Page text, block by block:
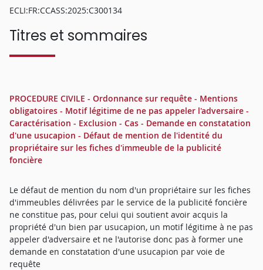
ECLI:FR:CCASS:2025:C300134
Titres et sommaires
PROCEDURE CIVILE - Ordonnance sur requête - Mentions
obligatoires - Motif légitime de ne pas appeler l'adversaire -
Caractérisation - Exclusion - Cas - Demande en constatation
d'une usucapion - Défaut de mention de l'identité du
propriétaire sur les fiches d'immeuble de la publicité
foncière
Le défaut de mention du nom d'un propriétaire sur les fiches
d'immeubles délivrées par le service de la publicité foncière
ne constitue pas, pour celui qui soutient avoir acquis la
propriété d'un bien par usucapion, un motif légitime à ne pas
appeler d'adversaire et ne l'autorise donc pas à former une
demande en constatation d'une usucapion par voie de
requête